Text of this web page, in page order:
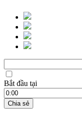
Bắt đầu tại
Chia sẻ